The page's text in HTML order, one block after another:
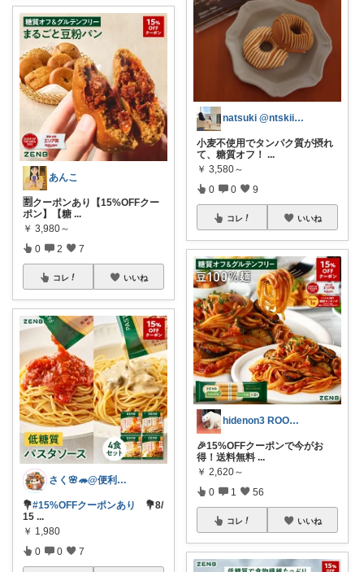
あんこ
🈹クーポンあり【15%OFFクー
ポン】【糖 ...
￥ 3,980～
0 2 7
コレ いいね
さく🌸🦔@便利でかわいいを探す旅
💐#15%OFFクーポンあり
💐8/
15 ...
￥ 1,980
0 0 7
natsuki @ntskii.___
小麦不使用でタンパク質が摂れ
て、糖質オフ！ ...
￥ 3,580～
0 0 9
コレ いいね
hidenon3 ROOM訪問購入感謝！
🎉15%OFFクーポンで今がお
得！送料無料 ...
￥ 2,620～
0 1 56
コレ いいね